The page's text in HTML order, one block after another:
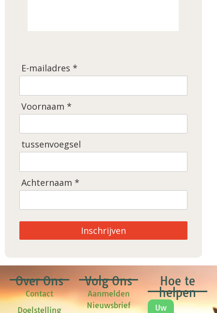
E-mailadres *
Voornaam *
tussenvoegsel
Achternaam *
Inschrijven
Over Ons
Contact
Doelstelling
Volg Ons
Aanmelden
Nieuwsbrief
Hoe te
helpen
Uw